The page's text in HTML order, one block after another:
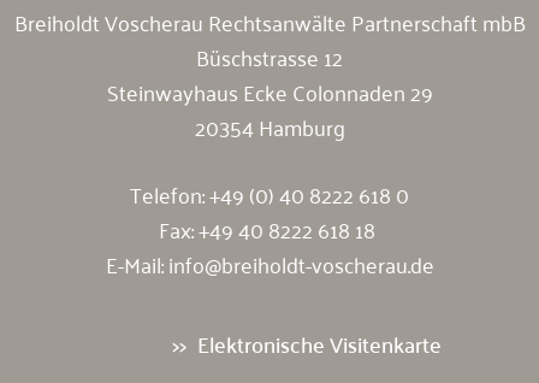
Breiholdt Voscherau Rechtsanwälte Partnerschaft mbB
Büschstrasse 12
Steinwayhaus Ecke Colonnaden 29
20354 Hamburg
Telefon:+49 (0) 40 8222 618 0
Fax: +49 40 8222 618 18
E-Mail:info@breiholdt-voscherau.de
Elektronische Visitenkarte